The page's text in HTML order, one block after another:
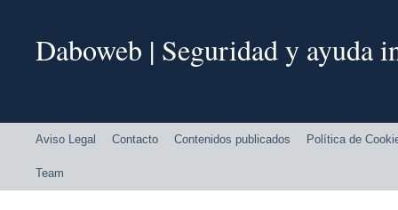
Daboweb | Seguridad y ayuda
Aviso Legal Contacto Contenidos publicados Política de
Team